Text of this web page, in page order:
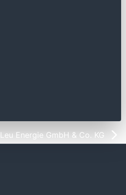
Leu Energie GmbH & Co. KG